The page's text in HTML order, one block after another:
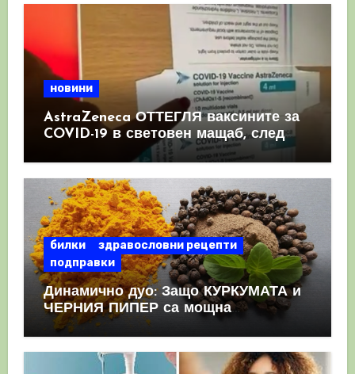
новини
AstraZeneca ОТТЕГЛЯ ваксините за
COVID-19 в световен мащаб, след
като призна, че те причиняват
билки
здравословни рецепти
подправки
Динамично дуо: Защо КУРКУМАТА и
ЧЕРНИЯ ПИПЕР са мощна
комбинация